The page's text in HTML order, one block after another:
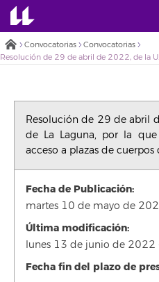
Convocatorias
Convocatorias
Resolución de 29 de abril
Resolución de 29 de abril
de La Laguna, por la
acceso a plazas de
Fecha de Publicación:
martes 10 de mayo de
Última modificación:
lunes 13 de junio de
Fecha fin del plazo de